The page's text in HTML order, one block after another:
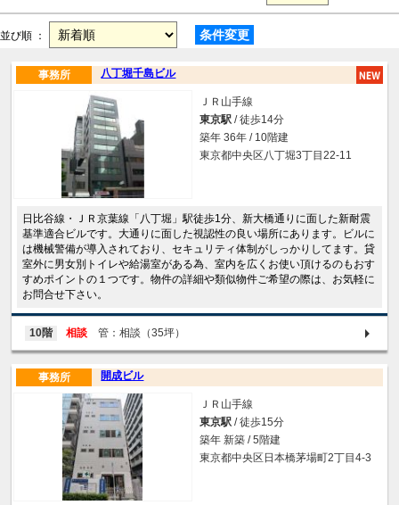
並び順 ： 条件変更
八丁堀千島ビル
事務所
ＪＲ山手線
東京駅 / 徒歩14分
築年 36年 / 10階建
東京都中央区八丁堀3丁目22-11
日比谷線・ＪＲ京葉線「八丁堀」駅徒歩1分、新大橋通りに面した新耐震
基準適合ビルです。大通りに面した視認性の良い場所にあります。ビルに
は機械警備が導入されており、セキュリティ体制がしっかりしてます。貸
室外に男女別トイレや給湯室がある為、室内を広くお使い頂けるのもおす
すめポイントの１つです。物件の詳細や類似物件ご希望の際は、お気軽に
お問合せ下さい。
10階 相談 管：相談（35坪）
開成ビル
事務所
ＪＲ山手線
東京駅 / 徒歩15分
築年 新築 / 5階建
東京都中央区日本橋茅場町2丁目4-3